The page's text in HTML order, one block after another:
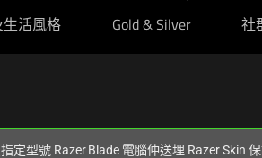
生活風格 Gold & Silver 社
型號 Razer Blade 電腦仲送埋 Razer Skin 保